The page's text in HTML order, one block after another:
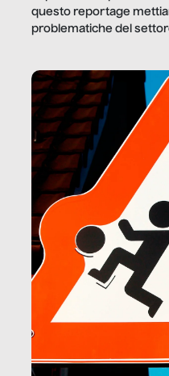
questo reportage
problematiche del